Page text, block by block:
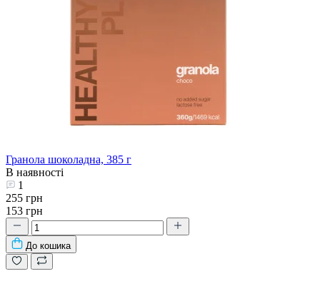
Гранола шоколадна, 385 г
В наявності
1
255 грн
153 грн
До кошика